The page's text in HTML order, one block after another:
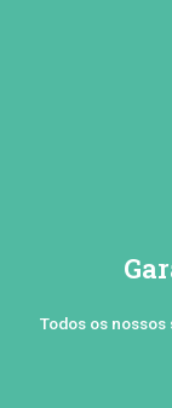
Todos os